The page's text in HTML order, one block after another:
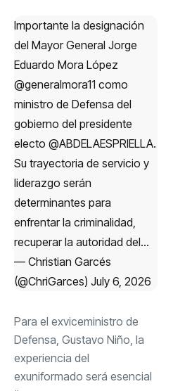
Importante la designación
del Mayor General Jorge
Eduardo Mora López
@generalmora11 como
ministro de Defensa del
gobierno del presidente
electo @ABDELAESPRIELLA.
Su trayectoria de servicio y
liderazgo serán
determinantes para
enfrentar la criminalidad,
recuperar la autoridad del…
— Christian Garcés
(@ChriGarces) July 6, 2026
Para el exviceministro de
Defensa, Gustavo Niño, la
experiencia del
exuniformado será esencial